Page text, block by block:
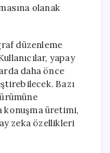
olanak
düzenleme
yapay
daha önce
Bazı
konuşma üretimi,
zeka özellikleri